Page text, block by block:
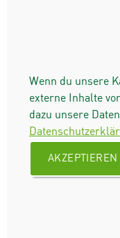
Wenn du unsere
externe Inhalte
dazu unsere
AKZEPTIEREN